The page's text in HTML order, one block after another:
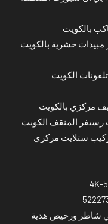
بالكويت
حشرية بالكويت
الكويت
مركزي بالكويت
المنقف الكويت
ستلايت مركزي
شاطر ورخيص هدية